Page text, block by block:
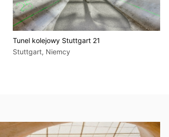
Tunel kolejowy Stuttgart 21
Stuttgart, Niemcy